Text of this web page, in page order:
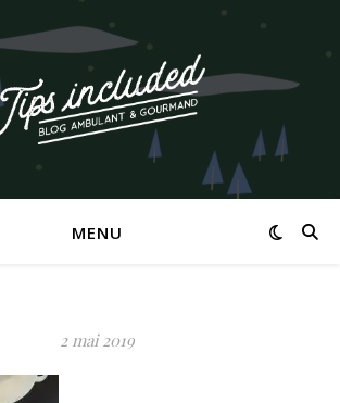
MENU
2 mai 2019